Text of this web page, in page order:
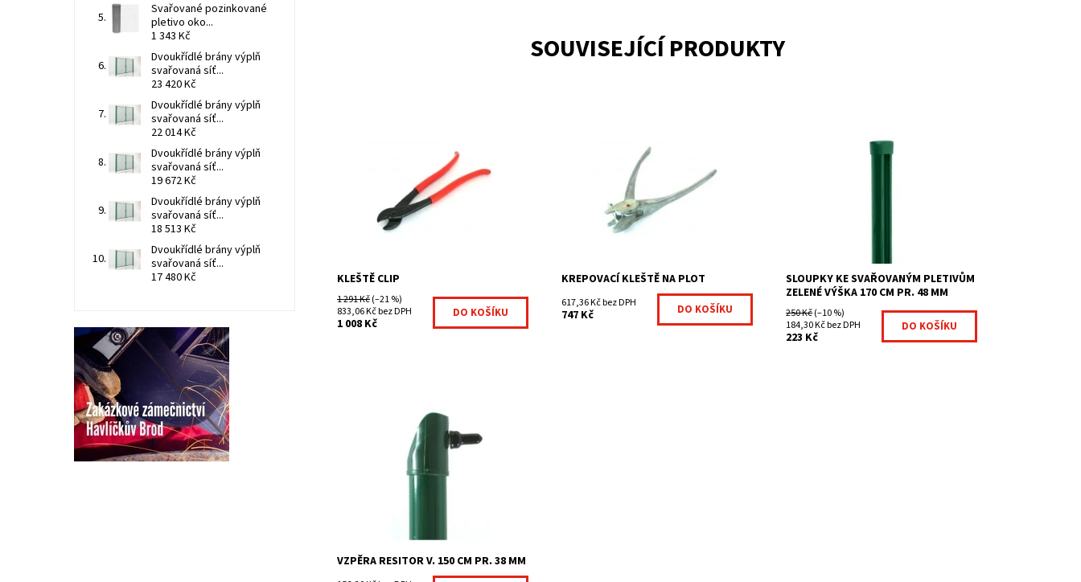
SOUVISEJÍCÍ PRODUKTY
Kleště Bekaclip jsou vhodné:
pro rychlou motáž pro plotové
sloupky s "montážním nosem"
pro svařované pletiva jedná se
o montážní...
Dostupnost:
Na centrálním skladě
KLEŠTĚ CLIP
1 291 Kč(–21 %)
833,06 Kč bez DPH
1 008 Kč
Krepovací kleště využijete při
montáži svařovaných pletiv: montážní
příslušenství jednoduchá manipulace
nutné pro vypnutí svařovaných pletiv
Dostupnost:
Na centrálním skladě
7009666-175
KREPOVACÍ KLEŠTĚ NA PLOT
617,36 Kč bez DPH
747 Kč
Sloupky ke svařovaným pletivům; jsou
SLOUPKY KE SVAŘOVANÝM PLETIVŮM
ZELENÉ VÝŠKA 170 CM PR. 48 MM
250 Kč(–10 %)
184,30 Kč bez DPH
223 Kč
Vzpěry RESITOR® jsou nutné při
montáži ke kruhovým
sloupkům a sloupkům Bekaclip pro
montáž pletiva. Zelená barva RAL 6005
Pozinkované a...
Na centrálním skladě
Fence consulting
VZPĚRA RESITOR V. 150 CM PR. 38 MM
Svařované pozinkované
pletivo oko...
1 343 Kč
Dvoukřídlé brány výplň
svařovaná síť...
23 420 Kč
Dvoukřídlé brány výplň
svařovaná síť...
22 014 Kč
Dvoukřídlé brány výplň
svařovaná síť...
19 672 Kč
Dvoukřídlé brány výplň
svařovaná síť...
18 513 Kč
Dvoukřídlé brány výplň
svařovaná síť...
17 480 Kč